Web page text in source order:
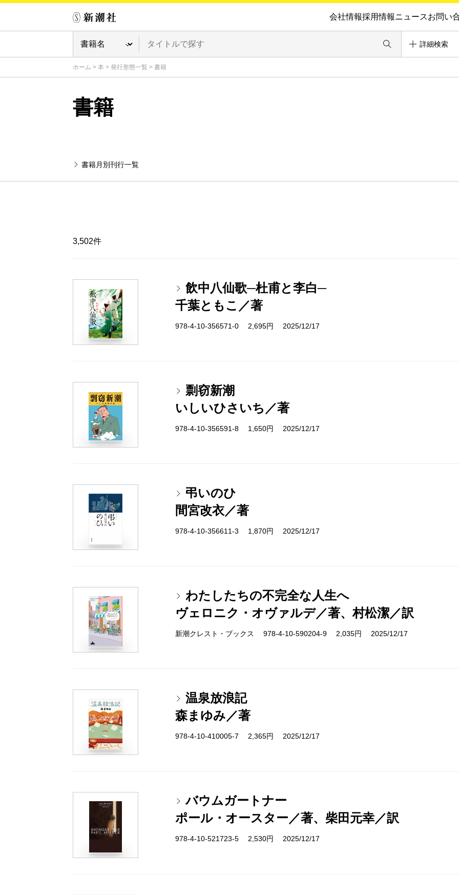
会社情報採用情報ニュースお問い
詳細検索
ホーム > 本 > 発行形態一覧 > 書籍
書籍
書籍月別刊行一覧
3,502件
飲中八仙歌─杜甫と李白─
千葉ともこ／著
978-4-10-356571-0 2,695円 2025/12/17
剽窃新潮
いしいひさいち／著
978-4-10-356591-8 1,650円 2025/12/17
弔いのひ
間宮改衣／著
978-4-10-356611-3 1,870円 2025/12/17
わたしたちの不完全な人生へ
ヴェロニク・オヴァルデ／著、村松潔／訳
新潮クレスト・ブックス 978-4-10-590204-9 2,035円 2025/12/17
温泉放浪記
森まゆみ／著
978-4-10-410005-7 2,365円 2025/12/17
バウムガートナー
ポール・オースター／著、柴田元幸／訳
978-4-10-521723-5 2,530円 2025/12/17